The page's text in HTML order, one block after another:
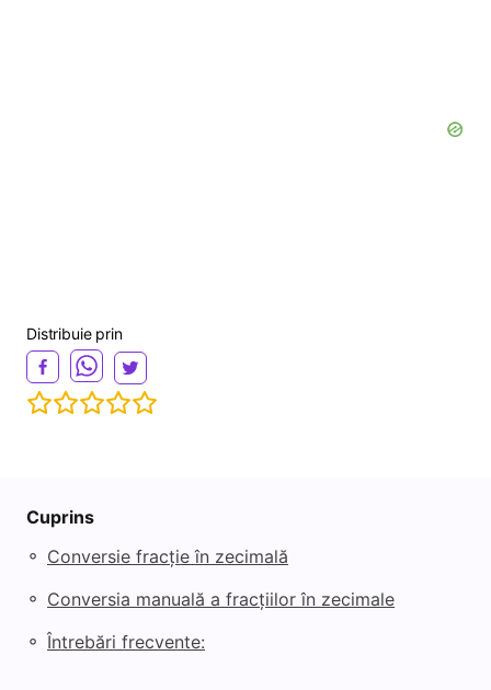
Distribuie prin
Cuprins
◦ Conversie fracție în zecimală
◦ Conversia manuală a fracțiilor în zecimale
◦ Întrebări frecvente: